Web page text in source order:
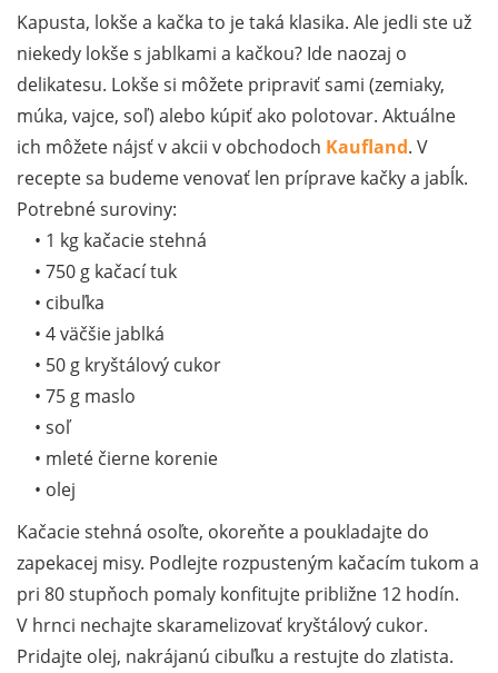
Kapusta, lokše a kačka to je taká klasika. Ale jedli ste už
niekedy lokše s jablkami a kačkou? Ide naozaj o
delikatesu. Lokše si môžete pripraviť sami (zemiaky,
múka, vajce, soľ) alebo kúpiť ako polotovar. Aktuálne
ich môžete nájsť v akcii v obchodoch Kaufland. V
recepte sa budeme venovať len príprave kačky a jabĺk.
Potrebné suroviny:
• 1 kg kačacie stehná
• 750 g kačací tuk
• cibuľka
• 4 väčšie jablká
• 50 g kryštálový cukor
• 75 g maslo
• soľ
• mleté čierne korenie
• olej
Kačacie stehná osoľte, okoreňte a poukladajte do
zapekacej misy. Podlejte rozpusteným kačacím tukom a
pri 80 stupňoch pomaly konfitujte približne 12 hodín.
V hrnci nechajte skaramelizovať kryštálový cukor.
Pridajte olej, nakrájanú cibuľku a restujte do zlatista.